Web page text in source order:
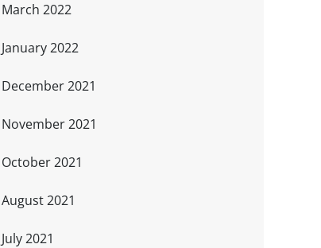
March 2022
January 2022
December 2021
November 2021
October 2021
August 2021
July 2021